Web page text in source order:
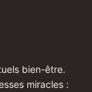
bien-être.
miracles :